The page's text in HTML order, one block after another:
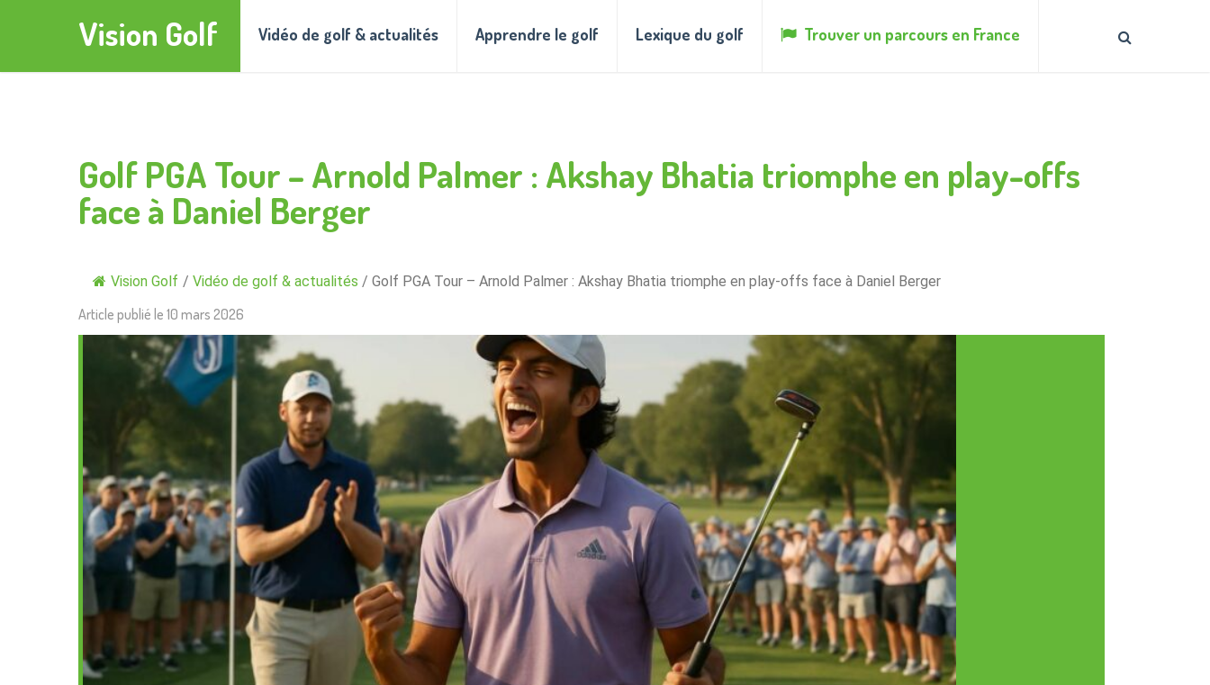
Vision Golf Vidéo de golf & actualités Apprendre le golf Lexique du golf Trouver un parcours en France
Golf PGA Tour – Arnold Palmer : Akshay Bhatia triomphe en play-offs
face à Daniel Berger
Vision Golf / Vidéo de golf & actualités / Golf PGA Tour – Arnold Palmer : Akshay Bhatia triomphe en play-offs face à Daniel Berger
Article publié le 10 mars 2026